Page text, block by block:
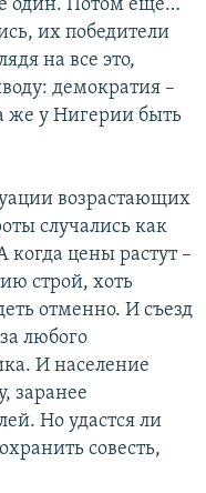
один. Потом еще…
их победители
на все это,
демократия –
же у Нигерии быть
возрастающих
случались как
когда цены растут –
строй, хоть
отменно. И съезд
любого
И население
заранее
Но удастся ли
совесть,